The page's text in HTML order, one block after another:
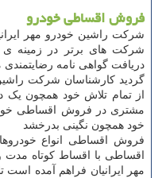
فروش اقساطی خودرو
شرکت راشین خودرو مهر
شرکت های برتر در زمینه
گردید کارشناسان شرکت راشین
از تمام تلاش خود همچون
مشتری در فروش اقساطی
خود همچون نگینی بدرخشد
فروش اقساطی انواع
اقساطی با اقساط کوتاه
مهر ایرانیان فراهم آمده است